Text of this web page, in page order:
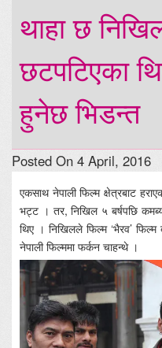
थाहा छ
छटपटिएका
हुनेछ भिडन्त
Posted On 4 April, 2016
एकसाथ नेपाली फिल्म क्षेत्रबाट
भट्ट । तर, निखिल ५ बर्षपछि
थिए । निखिलले फिल्म ‘भैरव’ फिल्म
नेपाली फिल्ममा फर्कन चाहन्थे ।